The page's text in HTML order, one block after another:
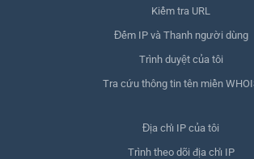
Kiểm tra URL
Đếm IP và Thanh người dùng
Trình duyệt của tôi
Tra cứu thông tin tên miền
Địa chỉ IP của tôi
Trình theo dõi địa chỉ IP